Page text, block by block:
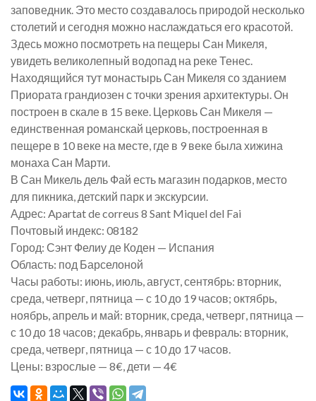
заповедник. Это место создавалось природой несколько
столетий и сегодня можно наслаждаться его красотой.
Здесь можно посмотреть на пещеры Сан Микеля,
увидеть великолепный водопад на реке Тенес.
Находящийся тут монастырь Сан Микеля со зданием
Приората грандиозен с точки зрения архитектуры. Он
построен в скале в 15 веке. Церковь Сан Микеля —
единственная романскай церковь, построенная в
пещере в 10 веке на месте, где в 9 веке была хижина
монаха Сан Марти.
В Сан Микель дель Фай есть магазин подарков, место
для пикника, детский парк и экскурсии.
Адрес: Apartat de correus 8 Sant Miquel del Fai
Почтовый индекс: 08182
Город: Сэнт Фелиу де Коден — Испания
Область: под Барселоной
Часы работы: июнь, июль, август, сентябрь: вторник,
среда, четверг, пятница — с 10 до 19 часов; октябрь,
ноябрь, апрель и май: вторник, среда, четверг, пятница —
с 10 до 18 часов; декабрь, январь и февраль: вторник,
среда, четверг, пятница — с 10 до 17 часов.
Цены: взрослые — 8€, дети — 4€